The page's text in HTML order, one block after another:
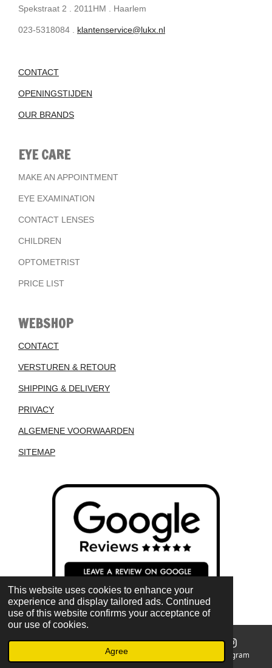
This website uses cookies to enhance your
experience and display tailored ads. Continued
use of this website confirms your acceptance of
our use of cookies.
Agree
Spekstraat 2 . 2011HM . Haarlem
023-5318084 . klantenservice@lukx.nl
CONTACT
OPENINGSTIJDEN
OUR BRANDS
EYE CARE
MAKE AN APPOINTMENT
EYE EXAMINATION
CONTACT LENSES
CHILDREN
OPTOMETRIST
PRICE LIST
WEBSHOP
CONTACT
VERSTUREN & RETOUR
SHIPPING & DELIVERY
PRIVACY
ALGEMENE VOORWAARDEN
SITEMAP
Phone Instagram